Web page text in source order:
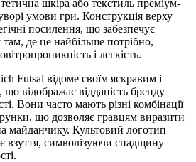
шкіра або текстиль преміум-
умови гри. Конструкція верху
посилення, що забезпечує
там, де це найбільше потрібно,
і легкість.
Futsal відоме своїм яскравим і
відображає відданість бренду
Вони часто мають різні комбінації
що дозволяє гравцям виразити
майданчику. Культовий логотип
взуття, символізуючи спадщину